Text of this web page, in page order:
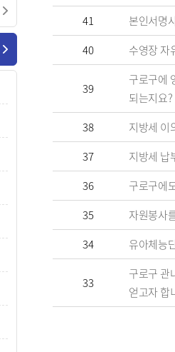
41
본인서명
40
수영장 자
39
구로구에
되는지요?
38 지방세 이
37
지방세 납
36
구로구에
35
자원봉사
34
유아체능
33
구로구 관
얻고자 합